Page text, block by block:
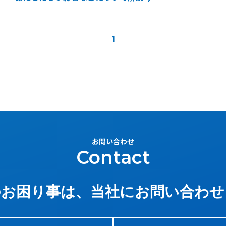
1
お問い合わせ
Contact
困り事は、 当社にお問い合わ